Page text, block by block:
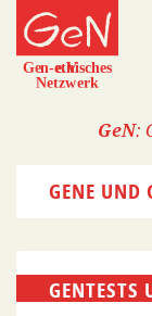
Direkt
zum
Inhalt
GeN:
GENE UND
GENTESTS